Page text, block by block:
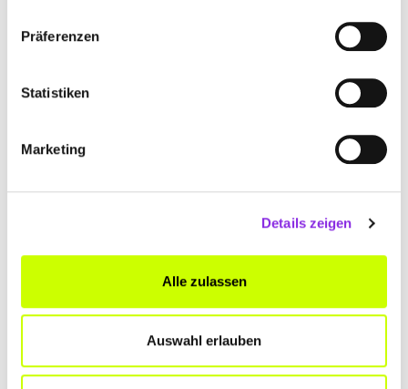
Präferenzen
Statistiken
Marketing
Details zeigen
Alle zulassen
Auswahl erlauben
KLAUS BRÜCKER MINERALÖLHANDEL
Konfelder Straße 38 | 66687 Wadern-Morscholz DE
klaus-bruecker-mineraloelhandel.weblocator.de
BOHNENBERGER GMBH
Bahnhofstraße 49A| 66663 Merzig DE